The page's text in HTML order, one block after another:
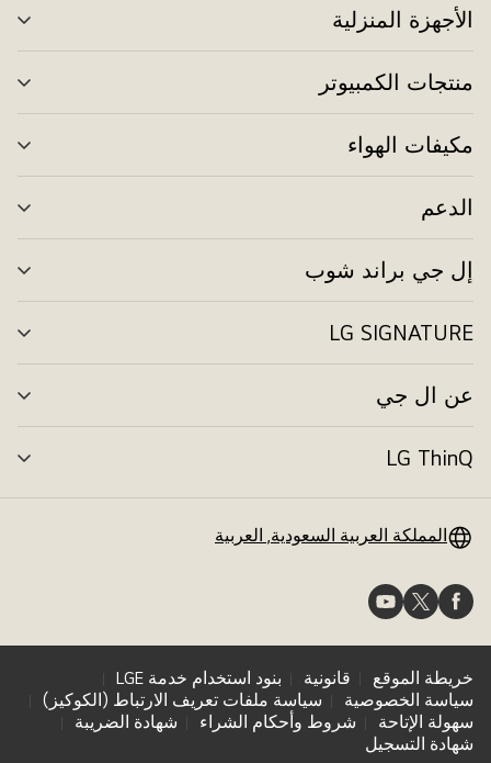
الأجهزة المنزلية
منتجات الكمبيوتر
مكيفات الهواء
الدعم
إل جي براند شوب
LG SIGNATURE
عن ال جي
LG ThinQ
المملكة العربية السعودية, العربية
خريطة الموقع قانونية
بنود استخدام خدمة LGE
سياسة الخصوصية
سياسة ملفات تعريف الارتباط (الكوكيز)
سهولة الإتاحة
شروط وأحكام الشراء
شهادة الضريبة
شهادة التسجيل